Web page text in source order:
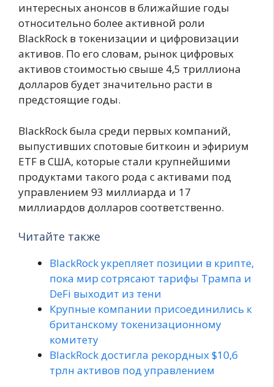
интересных анонсов в ближайшие годы
относительно более активной роли
BlackRock в токенизации и цифровизации
активов. По его словам, рынок цифровых
активов стоимостью свыше 4,5 триллиона
долларов будет значительно расти в
предстоящие годы.
BlackRock была среди первых компаний,
выпустивших спотовые биткоин и эфириум
ETF в США, которые стали крупнейшими
продуктами такого рода с активами под
управлением 93 миллиарда и 17
миллиардов долларов соответственно.
Читайте также
BlackRock укрепляет позиции в крипте,
пока мир сотрясают тарифы Трампа и
DeFi выходит из тени
Крупные компании присоединились к
британскому токенизационному
комитету
BlackRock достигла рекордных $10,6
трлн активов под управлением